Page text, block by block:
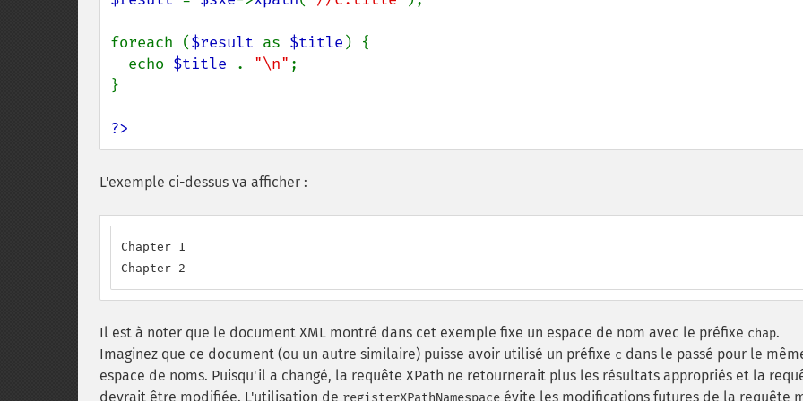
foreach ($result as $title ) {
  echo
$title . "\n" ;
}
?>
L'exemple ci-dessus va afficher :
Chapter 1
Chapter 2
Il est à noter que le document XML montré dans cet exemple fixe un espace de nom avec le préfixe chap.
Imaginez que ce document (ou un autre similaire) puisse avoir utilisé un préfixe c dans le passé pour le
espace de noms. Puisqu'il a changé, la requête XPath ne retournerait plus les résultats appropriés et la
devrait être modifiée. L'utilisation de registerXPathNamespace évite les modifications futures de la requête